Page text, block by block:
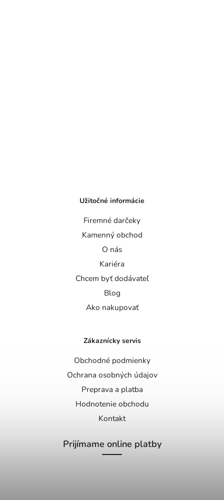
Užitočné informácie
Firemné darčeky
Kamenný obchod
O nás
Kariéra
Chcem byť dodávateľ
Blog
Ako nakupovať
Zákaznícky servis
Obchodné podmienky
Ochrana osobných údajov
Preprava a platba
Hodnotenie obchodu
Kontakt
Prijímame online platby